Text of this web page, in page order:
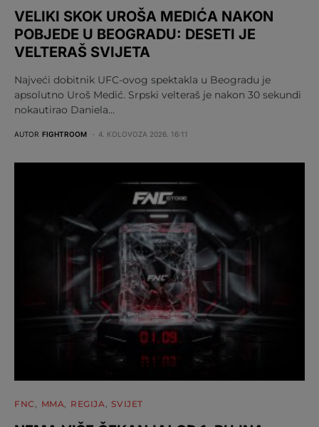
VELIKI SKOK UROŠA MEDIĆA NAKON
POBJEDE U BEOGRADU: DESETI JE
VELTERAŠ SVIJETA
Najveći dobitnik UFC-ovog spektakla u Beogradu je
apsolutno Uroš Medić. Srpski velteraš je nakon 30 sekundi
nokautirao Daniela…
AUTOR FIGHTROOM 4. KOLOVOZA 2026. 16:11
FNC MMA REGIJA SVIJET